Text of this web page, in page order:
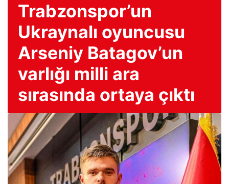
Trabzonspor’un
Ukraynalı oyuncusu
Arseniy Batagov’un
varlığı milli ara
sırasında ortaya çıktı